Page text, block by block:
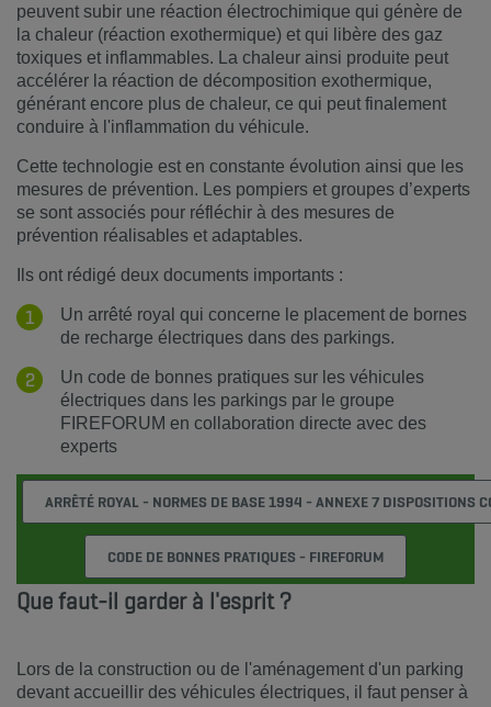
peuvent subir une réaction électrochimique qui génère de
la chaleur (réaction exothermique) et qui libère des gaz
toxiques et inflammables. La chaleur ainsi produite peut
accélérer la réaction de décomposition exothermique,
générant encore plus de chaleur, ce qui peut finalement
conduire à l'inflammation du véhicule.
Cette technologie est en constante évolution ainsi que les
mesures de prévention. Les pompiers et groupes d’experts
se sont associés pour réfléchir à des mesures de
prévention réalisables et adaptables.
Ils ont rédigé deux documents importants :
Un arrêté royal qui concerne le placement de bornes
de recharge électriques dans des parkings.
Un code de bonnes pratiques sur les véhicules
électriques dans les parkings par le groupe
FIREFORUM en collaboration directe avec des
experts
ARRÊTÉ ROYAL - NORMES DE BASE 1994 - ANNEXE 7 DISPOSITIONS
CODE DE BONNES PRATIQUES - FIREFORUM
Que faut-il garder à l'esprit ?
Lors de la construction ou de l'aménagement d'un parking
devant accueillir des véhicules électriques, il faut penser à